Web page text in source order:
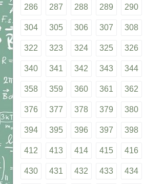
286 287 288 289 290
304 305 306 307 308
322 323 324 325 326
340 341 342 343 344
358 359 360 361 362
376 377 378 379 380
394 395 396 397 398
412 413 414 415 416
430 431 432 433 434